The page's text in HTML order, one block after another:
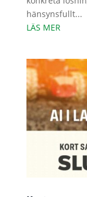
hänsynsfullt...
LÄS MER